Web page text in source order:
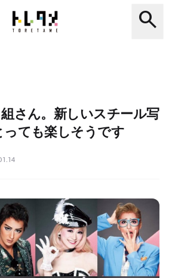
search
さん。新しいスチール写
ても楽しそうです